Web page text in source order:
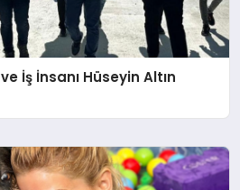
İş İnsanı Hüseyin Altın